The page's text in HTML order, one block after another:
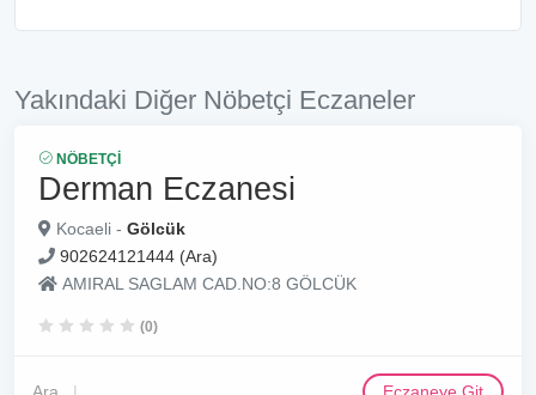
Yakındaki Diğer Nöbetçi Eczaneler
NÖBETÇI
Derman Eczanesi
Kocaeli - Gölcük
902624121444 (Ara)
AMIRAL SAGLAM CAD.NO:8 GÖLCÜK
(0)